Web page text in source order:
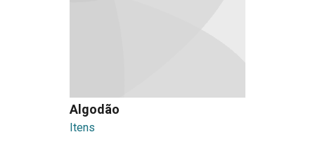
Algodão
Itens